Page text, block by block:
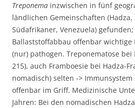
Treponema inzwischen in fünf
ländlichen Gemeinschaften (Hadza,
Südafrikaner, Venezuela)
Ballaststoffabbau offenbar
(nur) pathogen. Treponematose bei
215), auch Framboesie bei Hadza-
nomadisch) selten -> Immunsystem
offenbar im Griff. Medizinische
Jahren: Bei den nomadischen